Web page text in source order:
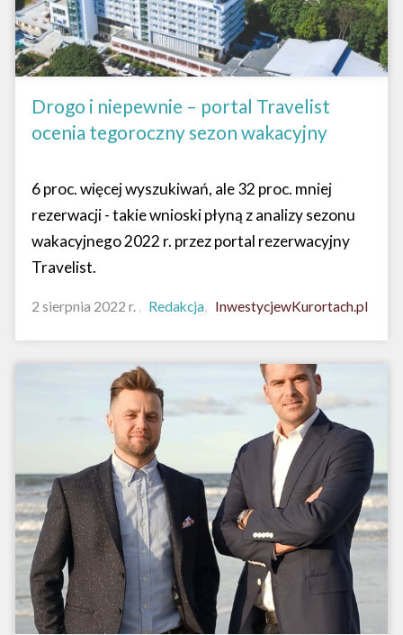
Drogo i niepewnie – portal Travelist
ocenia tegoroczny sezon wakacyjny
6 proc. więcej wyszukiwań, ale 32 proc. mniej
rezerwacji - takie wnioski płyną z analizy sezonu
wakacyjnego 2022 r. przez portal rezerwacyjny
Travelist.
2 sierpnia 2022 r. Redakcja InwestycjewKurortach.pl